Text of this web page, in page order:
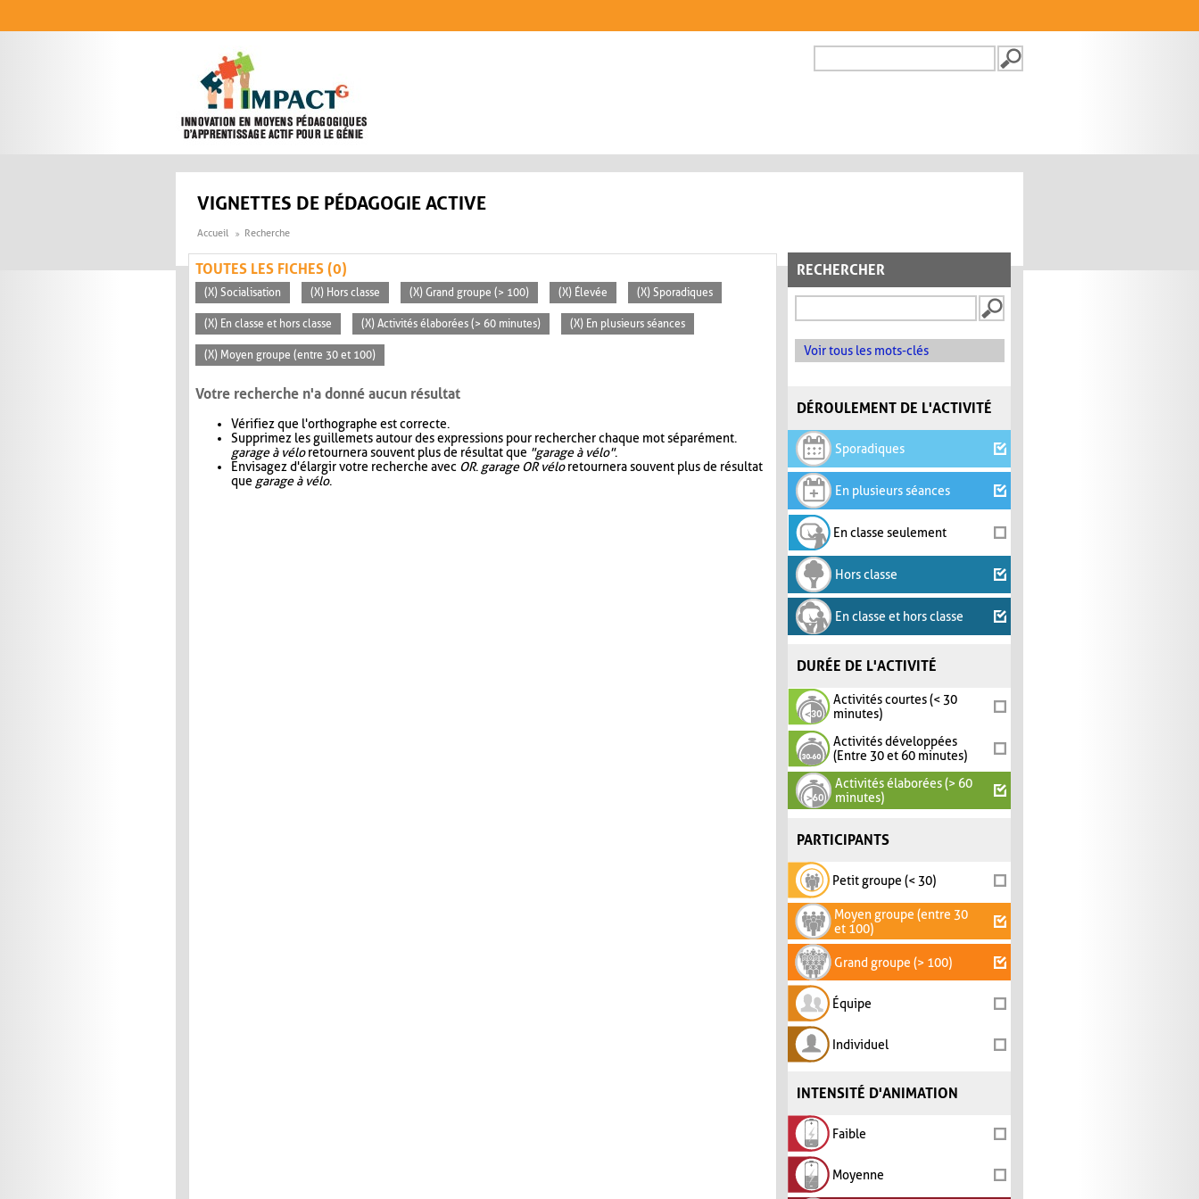
FORMULAIRE DE
VIGNETTES DE PÉDAGOGIE ACTIVE
Accueil Recherche
RECHERCHER
Voir tous les mots-clés
DÉROULEMENT DE L'ACTIVITÉ
Sporadiques
En plusieurs séances
En classe seulement
Hors classe
En classe et hors classe
DURÉE DE L'ACTIVITÉ
Activités courtes (< 30
minutes)
Activités développées
(Entre 30 et 60 minutes)
Activités élaborées (> 60
minutes)
PARTICIPANTS
Petit groupe (< 30)
Moyen groupe (entre 30
et 100)
Grand groupe (> 100)
Équipe
Individuel
INTENSITÉ D'ANIMATION
Faible
Moyenne
TOUTES LES FICHES (0)
(X) Socialisation (X) Hors classe (X) Grand groupe (> 100) (X) Élevée (X) Sporadiques
(X) En classe et hors classe (X) Activités élaborées (> 60 minutes) (X) En plusieurs séances
(X) Moyen groupe (entre 30 et 100)
Votre recherche n'a donné aucun résultat
Vérifiez que l'orthographe est correcte.
Supprimez les guillemets autour des expressions pour rechercher chaque mot séparément.
garage à véloretournera souvent plus de résultat que "garage à vélo".
Envisagez d'élargir votre recherche avec OR. garage OR véloretournera souvent plus de résultat
que garage à vélo.